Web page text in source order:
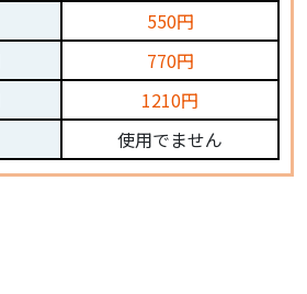
550円
770円
1210円
使用でません